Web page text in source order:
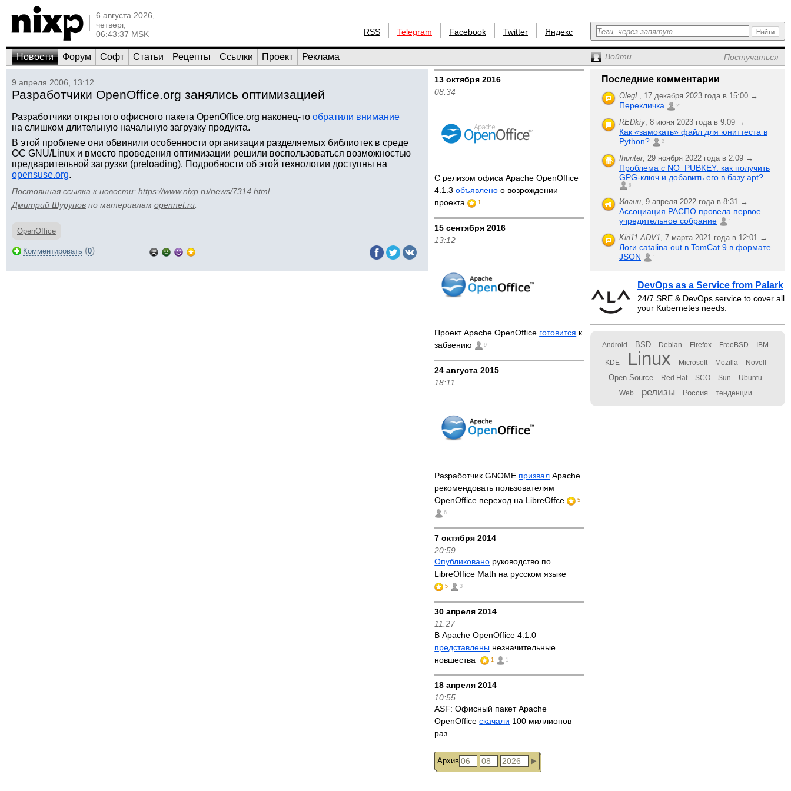
6 августа 2026,
четверг,
06:43:37 MSK
RSS Telegram Facebook Twitter Яндекс
Новости Форум Софт Статьи Рецепты Ссылки Проект Реклама Войти Постучаться
9 апреля 2006, 13:12
Разработчики OpenOffice.org занялись оптимизацией
Разработчики открытого офисного пакета OpenOffice.org наконец-то обратили внимание
на слишком длительную начальную загрузку продукта.
В этой проблеме они обвинили особенности организации разделяемых библиотек в среде
ОС GNU/Linux и вместо проведения оптимизации решили воспользоваться возможностью
предварительной загрузки (preloading). Подробности об этой технологии доступны на
opensuse.org.
Постоянная ссылка к новости: https://www.nixp.ru/news/7314.html.
Дмитрий Шурупов по материалам opennet.ru
OpenOffice
Комментировать (0)
13 октября 2016
08:34
С релизом офиса Apache OpenOffice
4.1.3объявлено о возрождении
проекта
1
15 сентября 2016
13:12
Проект Apache OpenOffice готовится к
забвению
9
24 августа 2015
18:11
Разработчик GNOME призвал Apache
рекомендовать пользователям
OpenOffice переход на LibreOffce
5
6
7 октября 2014
20:59
Опубликовано руководство по
LibreOffice Math на русском языке
5 3
30 апреля 2014
11:27
В Apache OpenOffice 4.1.0
представлены незначительные
новшества
1 1
18 апреля 2014
10:55
ASF: Офисный пакет Apache
OpenOfficeскачали 100 миллионов
раз
Архив
Последние комментарии
OlegL, 17 декабря 2023 года в 15:00 →
Перекличка 21
REDkiy, 8 июня 2023 года в 9:09 →
Как «замокать» файл для юниттеста в
Python?
2
fhunter, 29 ноября 2022 года в 2:09 →
Проблема с NO_PUBKEY: как получить
GPG-ключ и добавить его в базу apt?
6
Иванн, 9 апреля 2022 года в 8:31 →
Ассоциация РАСПО провела первое
учредительное собрание
1
Kiri11.ADV1, 7 марта 2021 года в 12:01 →
Логи catalina.out в TomCat 9 в формате
JSON
1
DevOps as a Service from Palark
24/7 SRE & DevOps service to cover all
your Kubernetes needs.
Android BSD Debian Firefox FreeBSD IBM
KDE Linux Microsoft Mozilla Novell
Open Source Red Hat SCO Sun Ubuntu
Web релизы Россия тенденции